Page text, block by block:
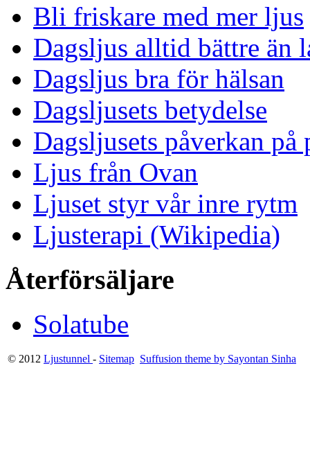
Bli friskare med mer ljus
Dagsljus alltid bättre än
Dagsljus bra för hälsan
Dagsljusets betydelse
Dagsljusets påverkan på
Ljus från Ovan
Ljuset styr vår inre rytm
Ljusterapi (Wikipedia)
Återförsäljare
Solatube
© 2012 Ljustunnel - Sitemap Suffusion theme by Sayontan Sinha